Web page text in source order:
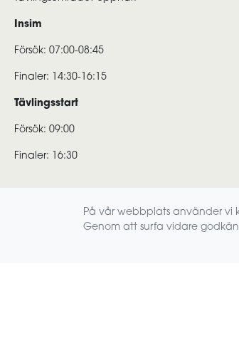
Insim
Försök: 07:00-08:45
Finaler: 14:30-16:15
Tävlingsstart
Försök: 09:00
Finaler: 16:30
På vår webbplats använder vi
Genom att surfa vidare